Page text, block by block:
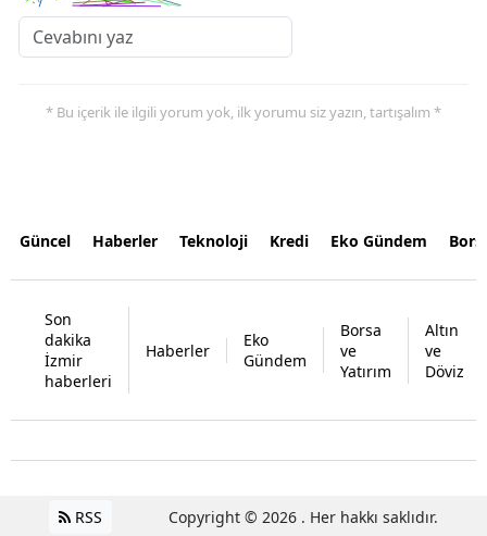
* Bu içerik ile ilgili yorum yok, ilk yorumu siz yazın, tartışalım *
Güncel Haberler Teknoloji Kredi Eko Gündem
Son
dakika
İzmir
haberleri
Haberler
Eko
Gündem
Borsa
ve
Yatırım
Altın
ve
Döviz
RSS Copyright © 2026 . Her hakkı saklıdır.